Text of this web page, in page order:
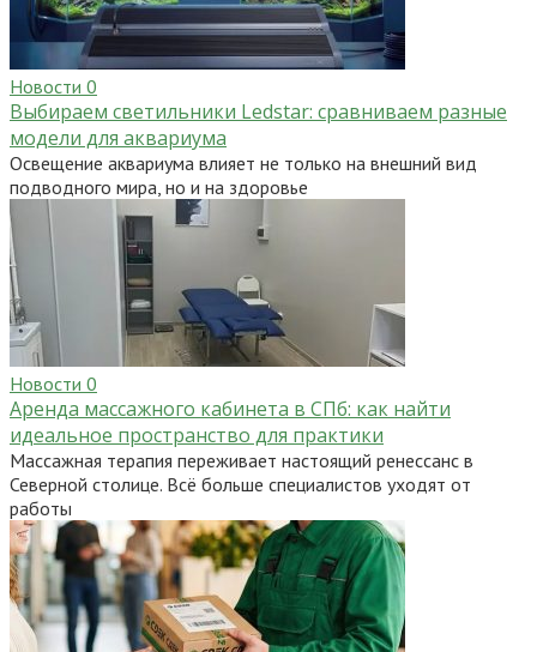
Новости 0
Выбираем светильники Ledstar: сравниваем разные
модели для аквариума
Освещение аквариума влияет не только на внешний вид
подводного мира, но и на здоровье
Новости 0
Аренда массажного кабинета в СПб: как найти
идеальное пространство для практики
Массажная терапия переживает настоящий ренессанс в
Северной столице. Всё больше специалистов уходят от
работы